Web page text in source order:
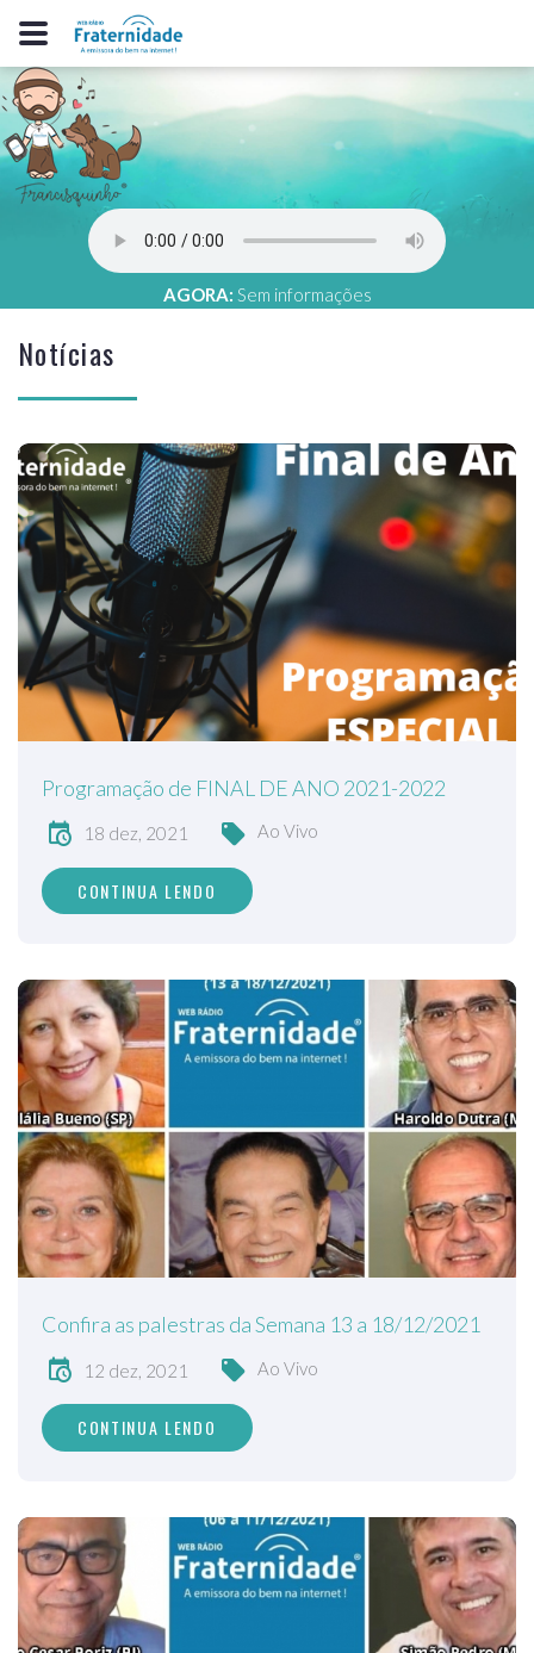
AGORA: Sem informações
Notícias
Programação de FINAL DE ANO 2021-2022
18 dez, 2021 Ao Vivo
CONTINUA LENDO
Confira as palestras da Semana 13 a 18/12/2021
12 dez, 2021 Ao Vivo
CONTINUA LENDO